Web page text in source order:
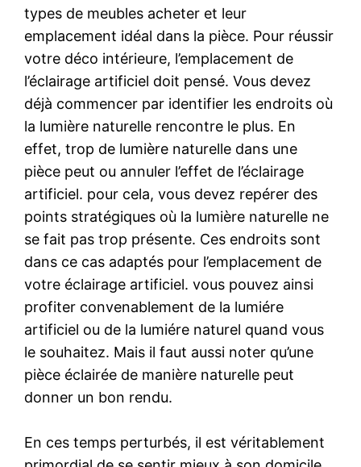
types de meubles acheter et leur
emplacement idéal dans la pièce. Pour réussir
votre déco intérieure, l’emplacement de
l’éclairage artificiel doit pensé. Vous devez
déjà commencer par identifier les endroits où
la lumière naturelle rencontre le plus. En
effet, trop de lumière naturelle dans une
pièce peut ou annuler l’effet de l’éclairage
artificiel. pour cela, vous devez repérer des
points stratégiques où la lumière naturelle ne
se fait pas trop présente. Ces endroits sont
dans ce cas adaptés pour l’emplacement de
votre éclairage artificiel. vous pouvez ainsi
profiter convenablement de la lumiére
artificiel ou de la lumiére naturel quand vous
le souhaitez. Mais il faut aussi noter qu’une
pièce éclairée de manière naturelle peut
donner un bon rendu.
En ces temps perturbés, il est véritablement